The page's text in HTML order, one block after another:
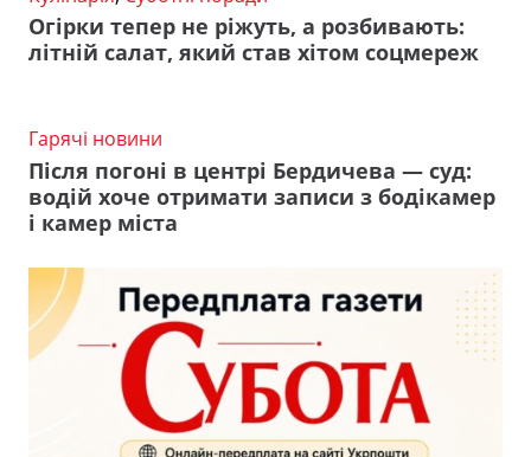
Огірки тепер не ріжуть, а розбивають:
літній салат, який став хітом соцмереж
Гарячі новини
Після погоні в центрі Бердичева — суд:
водій хоче отримати записи з бодікамер
і камер міста